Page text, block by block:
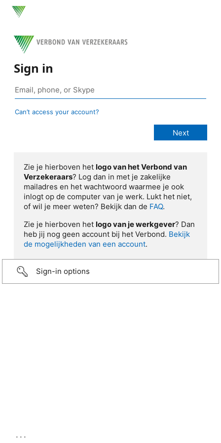
Sign in
Can’t access your account?
Zie je hierboven het logo van het Verbond van
Verzekeraars? Log dan in met je zakelijke
mailadres en het wachtwoord waarmee je ook
inlogt op de computer van je werk. Lukt het niet,
of wil je meer weten? Bekijk dan de FAQ.
Zie je hierboven het logo van je werkgever? Dan
heb jij nog geen account bij het Verbond. Bekijk
de mogelijkheden van een account.
Sign-in options
...